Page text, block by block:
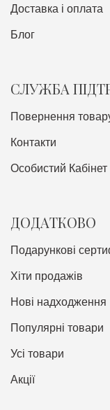
Доставка i оплата
Блог
СЛУЖБА
Повернення
Контакти
Особистий Кабінет
ДОДАТКОВО
Подарункові
Хіти продажів
Нові надходження
Популярні товари
Усі товари
Акції